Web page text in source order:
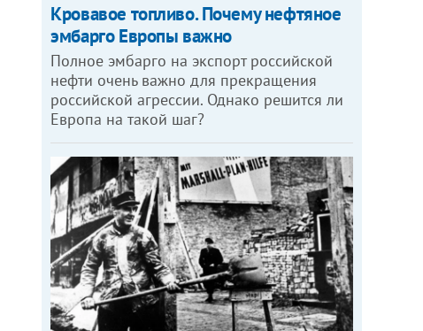
Кровавое топливо. Почему нефтяное
эмбарго Европы важно
Полное эмбарго на экспорт российской
нефти очень важно для прекращения
российской агрессии. Однако решится ли
Европа на такой шаг?